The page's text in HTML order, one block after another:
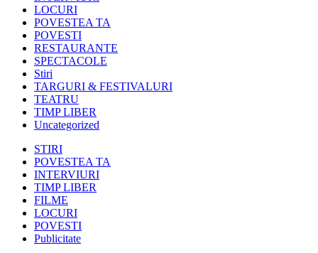
LOCURI
POVESTEA TA
POVESTI
RESTAURANTE
SPECTACOLE
Stiri
TARGURI & FESTIVALURI
TEATRU
TIMP LIBER
Uncategorized
STIRI
POVESTEA TA
INTERVIURI
TIMP LIBER
FILME
LOCURI
POVESTI
Publicitate